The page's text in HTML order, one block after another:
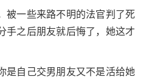
被一些来路不明的法官判了死
手之后朋友就后悔了，她这才
是自己交男朋友又不是活给她